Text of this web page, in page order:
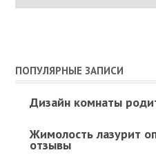
ПОПУЛЯРНЫЕ ЗАПИСИ
Дизайн комнаты
Жимолость лазурит
отзывы